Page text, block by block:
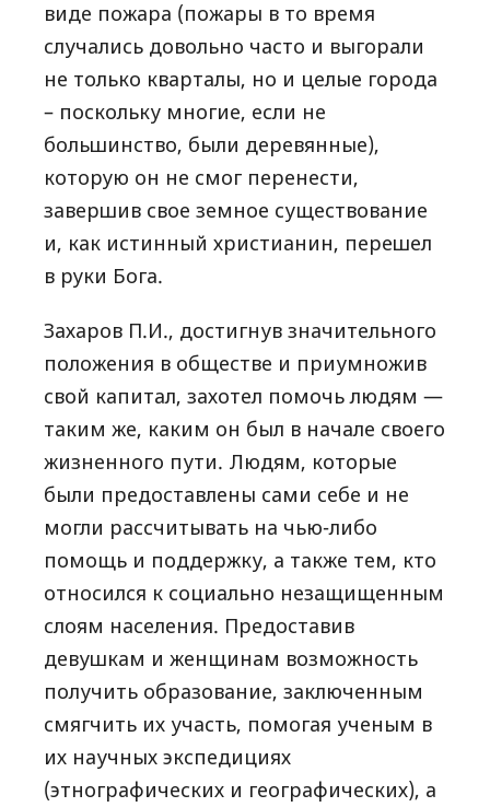
виде пожара (пожары в то время
случались довольно часто и выгорали
не только кварталы, но и целые города
– поскольку многие, если не
большинство, были деревянные),
которую он не смог перенести,
завершив свое земное существование
и, как истинный христианин, перешел
в руки Бога.
Захаров П.И., достигнув значительного
положения в обществе и приумножив
свой капитал, захотел помочь людям —
таким же, каким он был в начале своего
жизненного пути. Людям, которые
были предоставлены сами себе и не
могли рассчитывать на чью-либо
помощь и поддержку, а также тем, кто
относился к социально незащищенным
слоям населения. Предоставив
девушкам и женщинам возможность
получить образование, заключенным
смягчить их участь, помогая ученым в
их научных экспедициях
(этнографических и географических), а